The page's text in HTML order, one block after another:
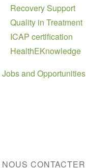
Recovery Support
Quality in Treatment
ICAP certification
HealthEKnowledge
Jobs and Opportunities
NOUS CONTACTER